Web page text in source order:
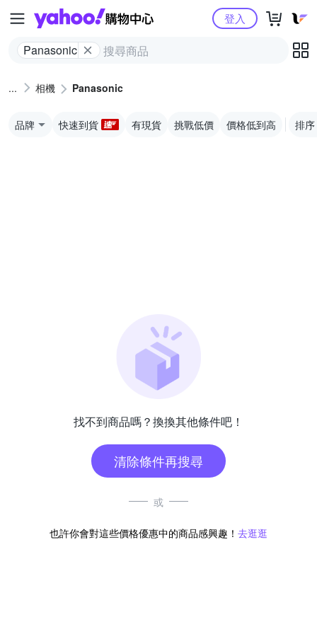
Yahoo購物中心
Panasonic
登入
相機 Panasonic
品牌 快速到貨 有現貨 挑戰低價 價格低到高 排序
找不到商品嗎？換換其他條件吧！
清除條件再搜尋
或
也許你會對這些價格優惠中的商品感興趣！ 去逛逛